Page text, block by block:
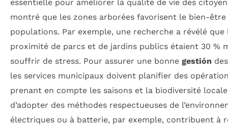
essentielle pour améliorer la qualité de vie des
montré que les zones arborées favorisent le bien-
populations. Par exemple, une recherche a révélé que
proximité de parcs et de jardins publics étaient 30 %
souffrir de stress. Pour assurer une bonne gestión
les services municipaux doivent planifier des
prenant en compte les saisons et la biodiversité
d’adopter des méthodes respectueuses de
électriques ou à batterie, par exemple, contribuent à